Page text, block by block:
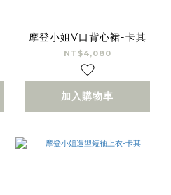
摩登小姐V口背心裙-卡其
NT$4,080
加入購物車